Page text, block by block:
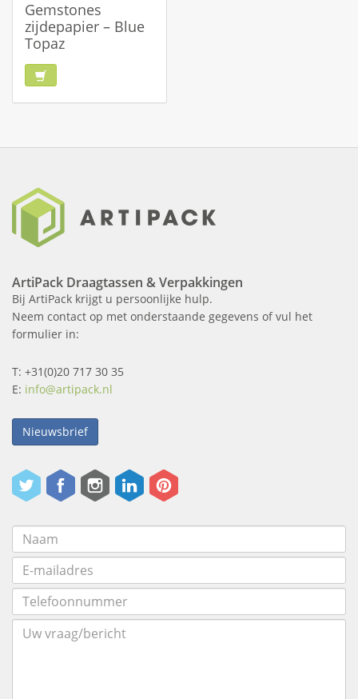
Gemstones
zijdepapier – Blue
Topaz
ArtiPack Draagtassen & Verpakkingen
Bij ArtiPack krijgt u persoonlijke hulp.
Neem contact op met onderstaande gegevens of vul het
formulier in:
T: +31(0)20 717 30 35
E: info@artipack.nl
Nieuwsbrief